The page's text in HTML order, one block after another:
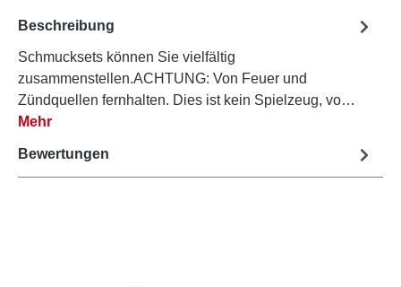
Beschreibung
Schmucksets können Sie vielfältig
zusammenstellen.ACHTUNG: Von Feuer und
Zündquellen fernhalten. Dies ist kein Spielzeug, vo…
Mehr
Bewertungen